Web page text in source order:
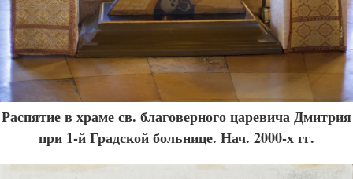
Распятие в храме св. благоверного царевича Дмитрия
при 1-й Градской больнице. Нач. 2000-х гг.